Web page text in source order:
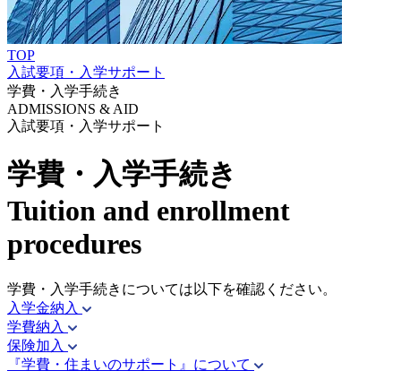
TOP
入試要項・入学サポート
学費・入学手続き
ADMISSIONS & AID
入試要項・入学サポート
学費・入学手続き
Tuition and enrollment
procedures
学費・入学手続きについては以下を確認ください。
入学金納入
学費納入
保険加入
『学費・住まいのサポート』について